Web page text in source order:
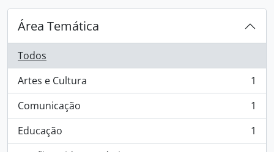
Área Temática
Todos
Artes e Cultura
, 1 resultados
1
Comunicação
, 1 resultados
1
Educação
, 1 resultados
1